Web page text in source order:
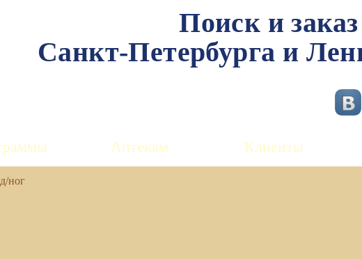
Поиск и
Санкт-Петербурга и
Аптекам Клиенты
ног